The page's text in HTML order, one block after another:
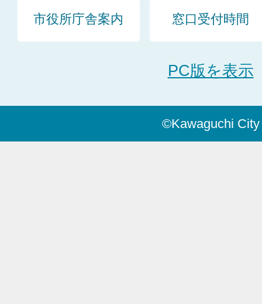
市役所庁舎案内 窓口受付時間
PC版を表示
©Kawaguchi City